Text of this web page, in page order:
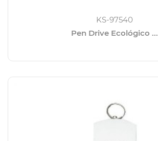
KS-97540
Pen Drive Ecológico ...